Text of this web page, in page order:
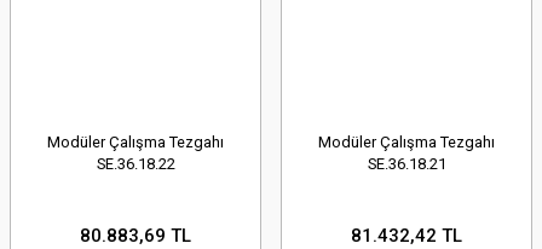
Modüler Çalışma Tezgahı
SE.36.18.22
80.883,69 TL
Modüler Çalışma Tezgahı
SE.36.18.21
81.432,42 TL